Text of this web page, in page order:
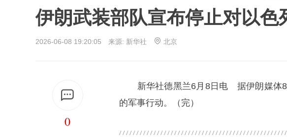
伊朗武装部队宣布停止对以色
2026-06-08 19:20:05 来源: 新华社 北京
0
新华社德黑兰6月8日电 据伊朗媒体8
的军事行动。（完）